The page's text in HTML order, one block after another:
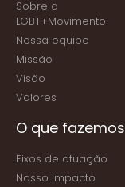
Sobre a
LGBT+Movimento
Nossa equipe
Missão
Visão
Valores
O que fazemos
Eixos de atuação
Nosso Impacto